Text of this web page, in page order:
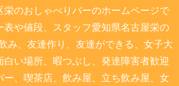
栄のおしゃべりバーのホームページで
表や値段、スタッフ愛知県名古屋栄の
み、友達作り、友達ができる、女子大
い場所、暇つぶし、発達障害者歓迎
ー、喫茶店、飲み屋、立ち飲み屋、女